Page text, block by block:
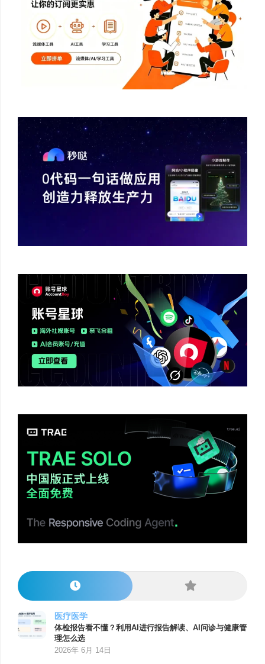
医疗医学
体检报告看不懂？利用AI进行报告解读、AI问诊与健康管
理怎么选
2026年 6月 14日